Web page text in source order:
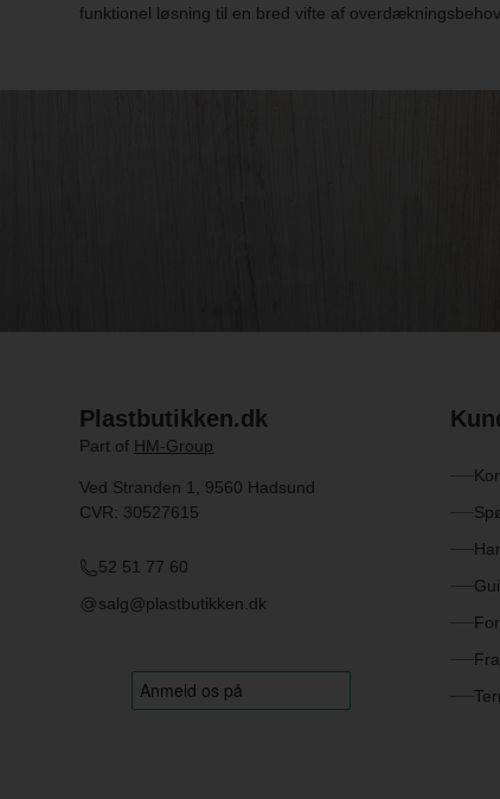
funktionel løsning til en bred vifte af
Plastbutikken.dk
Part of HM-Group
Ved Stranden 1, 9560 Hadsund
CVR: 30527615
52 51 77 60
salg@plastbutikken.dk